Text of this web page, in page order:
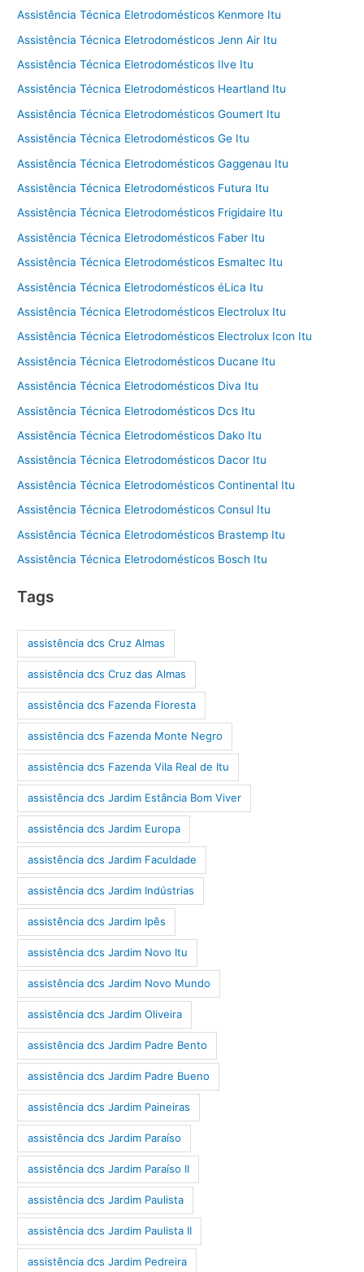
Assistência Técnica Eletrodomésticos Kenmore Itu
Assistência Técnica Eletrodomésticos Jenn Air Itu
Assistência Técnica Eletrodomésticos Ilve Itu
Assistência Técnica Eletrodomésticos Heartland Itu
Assistência Técnica Eletrodomésticos Goumert Itu
Assistência Técnica Eletrodomésticos Ge Itu
Assistência Técnica Eletrodomésticos Gaggenau Itu
Assistência Técnica Eletrodomésticos Futura Itu
Assistência Técnica Eletrodomésticos Frigidaire Itu
Assistência Técnica Eletrodomésticos Faber Itu
Assistência Técnica Eletrodomésticos Esmaltec Itu
Assistência Técnica Eletrodomésticos éLica Itu
Assistência Técnica Eletrodomésticos Electrolux Itu
Assistência Técnica Eletrodomésticos Electrolux Icon Itu
Assistência Técnica Eletrodomésticos Ducane Itu
Assistência Técnica Eletrodomésticos Diva Itu
Assistência Técnica Eletrodomésticos Dcs Itu
Assistência Técnica Eletrodomésticos Dako Itu
Assistência Técnica Eletrodomésticos Dacor Itu
Assistência Técnica Eletrodomésticos Continental Itu
Assistência Técnica Eletrodomésticos Consul Itu
Assistência Técnica Eletrodomésticos Brastemp Itu
Assistência Técnica Eletrodomésticos Bosch Itu
Tags
assistência dcs Cruz Almas
assistência dcs Cruz das Almas
assistência dcs Fazenda Floresta
assistência dcs Fazenda Monte Negro
assistência dcs Fazenda Vila Real de Itu
assistência dcs Jardim Estância Bom Viver
assistência dcs Jardim Europa
assistência dcs Jardim Faculdade
assistência dcs Jardim Indústrias
assistência dcs Jardim Ipês
assistência dcs Jardim Novo Itu
assistência dcs Jardim Novo Mundo
assistência dcs Jardim Oliveira
assistência dcs Jardim Padre Bento
assistência dcs Jardim Padre Bueno
assistência dcs Jardim Paineiras
assistência dcs Jardim Paraíso
assistência dcs Jardim Paraíso II
assistência dcs Jardim Paulista
assistência dcs Jardim Paulista II
assistência dcs Jardim Pedreira